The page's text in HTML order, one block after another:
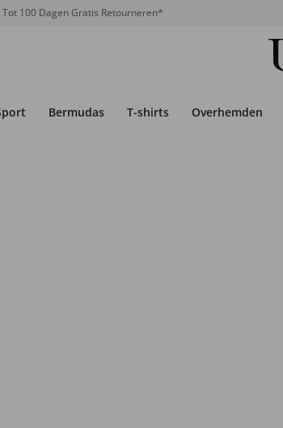
Tot 100 Dagen Gratis Retourneren*
Bermudas T-shirts Overhemden